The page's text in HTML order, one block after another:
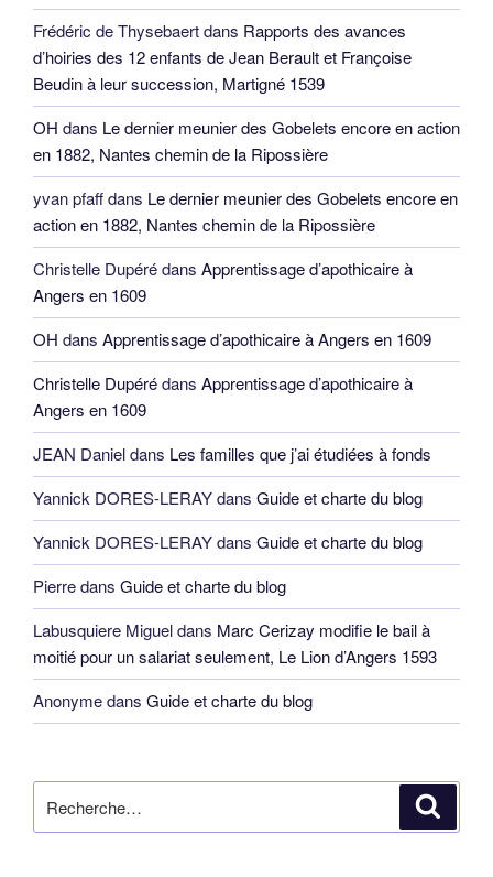
Frédéric de Thysebaertdans Rapports des avances
d’hoiries des 12 enfants de Jean Berault et Françoise
Beudin à leur succession, Martigné 1539
OH dans Le dernier meunier des Gobelets encore en action
en 1882, Nantes chemin de la Ripossière
yvan pfaffdans Le dernier meunier des Gobelets encore en
action en 1882, Nantes chemin de la Ripossière
Christelle Dupérédans Apprentissage d’apothicaire à
Angers en 1609
OH dans Apprentissage d’apothicaire à Angers en 1609
Christelle Dupérédans Apprentissage d’apothicaire à
Angers en 1609
JEAN Danieldans Les familles que j’ai étudiées à fonds
Yannick DORES-LERAYdans Guide et charte du blog
Yannick DORES-LERAYdans Guide et charte du blog
Pierredans Guide et charte du blog
Labusquiere Migueldans Marc Cerizay modifie le bail à
moitié pour un salariat seulement, Le Lion d’Angers 1593
Anonymedans Guide et charte du blog
pour